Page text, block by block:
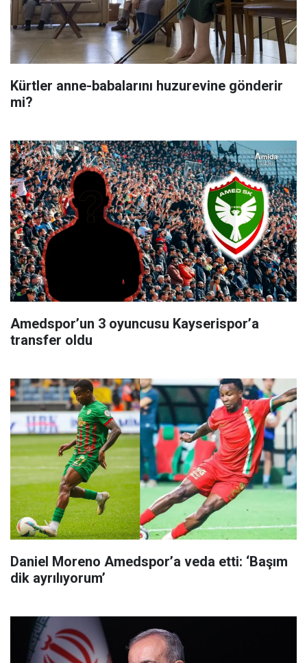
Kürtler anne-babalarını huzurevine gönderir
mi?
Amedspor’un 3 oyuncusu Kayserispor’a
transfer oldu
Daniel Moreno Amedspor’a veda etti: ‘Başım
dik ayrılıyorum’